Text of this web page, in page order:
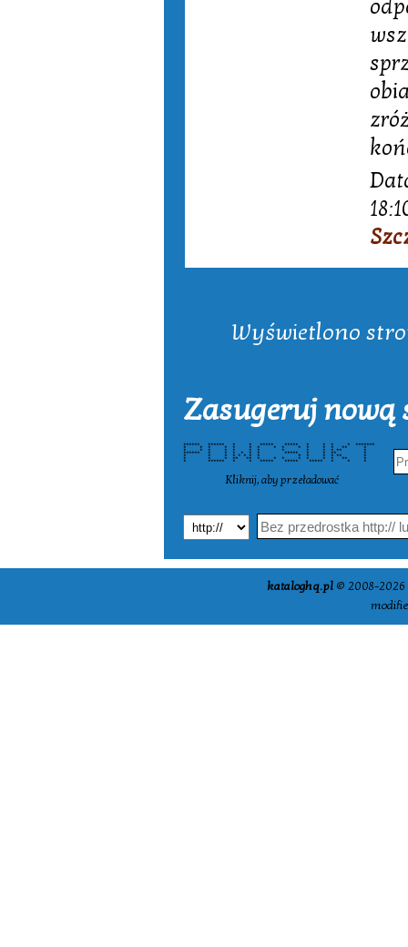
Wyświetlono
Zasugeruj nową
****** ****** * * ***** ***** * * * * *******
* * * * * * * * * * * * * ** *
* * * * * * * * * * * ** *
****** * * * * * * ***** * * ** *
* * * * * * * * * * * * ** *
* * * ** ** * * * * * * * ** *
* ****** * * ***** ***** ***** * * *
Kliknij, aby przeładować
kataloghq.pl © 2008-